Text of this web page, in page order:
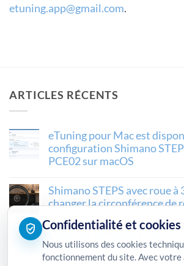
etuning.app@gmail.com.
ARTICLES RÉCENTS
eTuning pour Mac est
configuration Shimano
PCE02 sur macOS
Shimano STEPS avec roue à
changer la circonférence de
Débrider Shimano EP801,
eTuning
Confidentialité et cookies
Nous utilisons des cookies
fonctionnement du site. Avec